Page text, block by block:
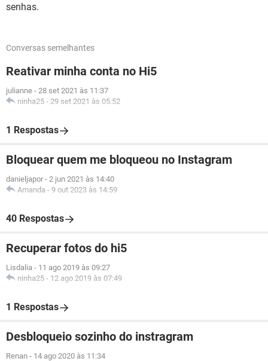
senhas.
Conversas semelhantes
Reativar minha conta no Hi5
julianne - 28 set 2021 às 11:37
ninha25 - 29 set 2021 às 05:52
1 Respostas
Bloquear quem me bloqueou no Instagram
danieljapor - 2 jun 2021 às 14:40
Amanda - 9 out 2023 às 14:59
40 Respostas
Recuperar fotos do hi5
Lisdalia - 11 ago 2019 às 09:27
ninha25 - 12 ago 2019 às 07:49
1 Respostas
Desbloqueio sozinho do instragram
Renan - 14 ago 2020 às 11:34